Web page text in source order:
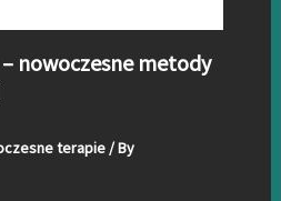
nowoczesne metody
terapie/ By